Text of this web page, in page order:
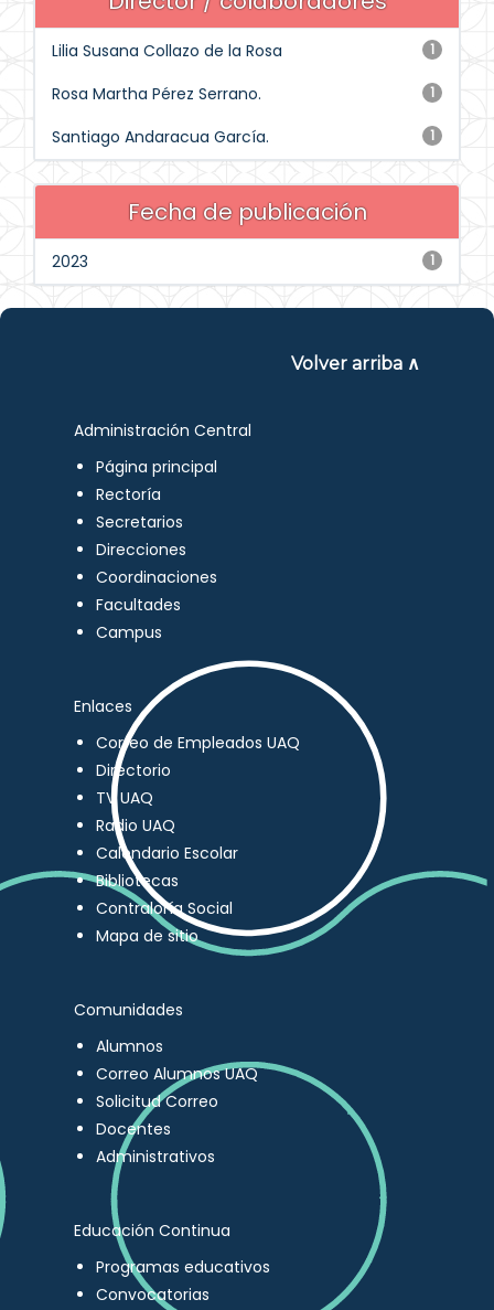
1
Lilia Susana Collazo de la Rosa
1
Rosa Martha Pérez Serrano.
1
Santiago Andaracua García.
Fecha de publicación
1
2023
Volver arriba ∧
Administración Central
Página principal
Rectoría
Secretarios
Direcciones
Coordinaciones
Facultades
Campus
Enlaces
Correo de Empleados UAQ
Directorio
TV UAQ
Radio UAQ
Calendario Escolar
Bibliotecas
Contraloría Social
Mapa de sitio
Comunidades
Alumnos
Correo Alumnos UAQ
Solicitud Correo
Docentes
Administrativos
Educación Continua
Programas educativos
Convocatorias